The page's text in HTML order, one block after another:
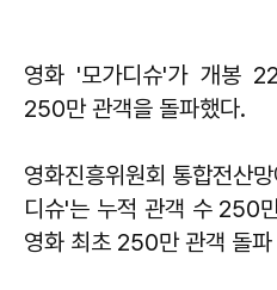
영화 '모가디슈'가 개봉
250만 관객을 돌파했다.
영화진흥위원회 통합전산
디슈'는 누적 관객 수 250
영화 최초 250만 관객 돌파